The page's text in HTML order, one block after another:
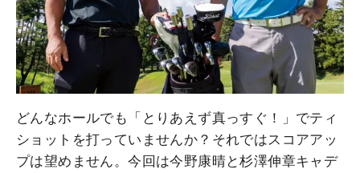
どんなホールでも「とりあえず真っすぐ！」でティ
ショットを打っていませんか？それではスコアアッ
プは望めません。今回は今野康晴と杉澤伸章キャデ